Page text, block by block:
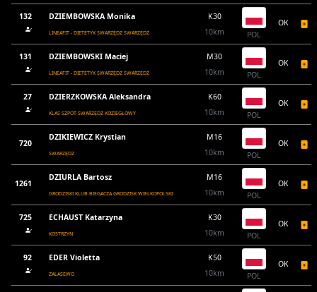
132 DZIEMBOWSKA Monika
LINEAFIT - DIETETYK SWARZĘDZ SWARZĘDZ
K30
10km
POL
OK
131 DZIEMBOWSKI Maciej
LINEAFIT - DIETETYK SWARZĘDZ SWARZĘDZ
M30
10km
POL
OK
27 DZIERZKOWSKA Aleksandra
KLAS SZPOT SWARZĘDZ KOZIEGŁOWY
K60
10km
POL
OK
720
DZIKIEWICZ Krystian
SWARZĘDZ
M16
10km
POL
OK
1261
DZIURLA Bartosz
GRODZISKI KLUB BIEGACZA GRODZISK WIELKOPOLSKI
M16
10km
POL
OK
725 ECHAUST Katarzyna
KOSTRZYN
K30
10km
POL
OK
92 EDER Violetta
ZALASEWO
K50
10km
POL
OK